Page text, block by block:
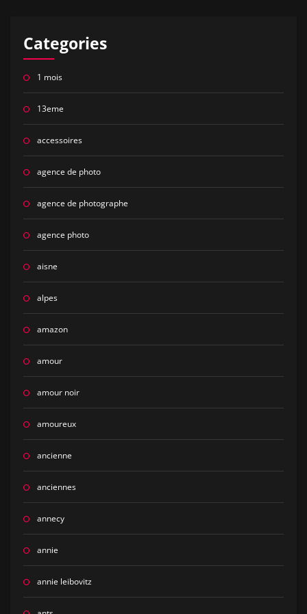
Categories
1 mois
13eme
accessoires
agence de photo
agence de photographe
agence photo
aisne
alpes
amazon
amour
amour noir
amoureux
ancienne
anciennes
annecy
annie
annie leibovitz